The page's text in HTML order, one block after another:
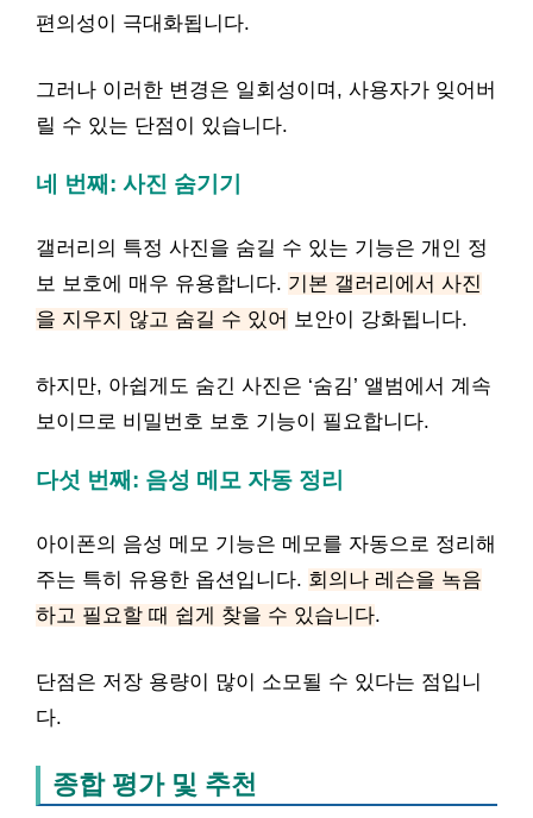
편의성이 극대화됩니다.
그러나 이러한 변경은 일회성이며, 사용자가 잊어버
릴 수 있는 단점이 있습니다.
네 번째: 사진 숨기기
갤러리의 특정 사진을 숨길 수 있는 기능은 개인 정
보 보호에 매우 유용합니다. 기본 갤러리에서 사진
을 지우지 않고 숨길 수 있어 보안이 강화됩니다.
하지만, 아쉽게도 숨긴 사진은 ‘숨김’ 앨범에서 계속
보이므로 비밀번호 보호 기능이 필요합니다.
다섯 번째: 음성 메모 자동 정리
아이폰의 음성 메모 기능은 메모를 자동으로 정리해
주는 특히 유용한 옵션입니다. 회의나 레슨을 녹음
하고 필요할 때 쉽게 찾을 수 있습니다.
단점은 저장 용량이 많이 소모될 수 있다는 점입니
다.
종합 평가 및 추천